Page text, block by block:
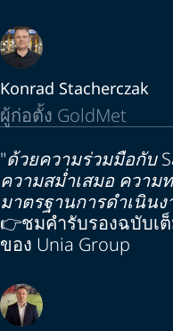
Konrad Stacherczak
ผู้ก่อตั้ง GoldMet
"ด้วยความร่วมมือกับ
ความสม่ำเสมอ ความ
มาตรฐานการดำเนิน
👉ชมคำรับรองฉบับเ
ของ Unia Group